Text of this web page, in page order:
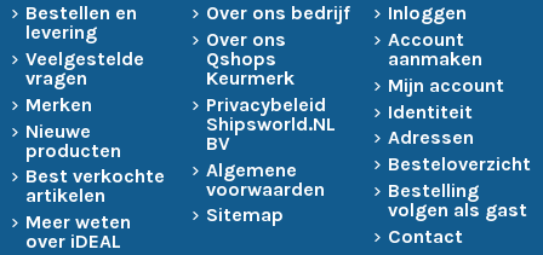
Bestellen en
levering
Veelgestelde
vragen
Merken
Nieuwe
producten
Best verkochte
artikelen
Meer weten
over iDEAL
Over ons bedrijf
Over ons
Qshops
Keurmerk
Privacybeleid
Shipsworld.NL
BV
Algemene
voorwaarden
Sitemap
Inloggen
Account
aanmaken
Mijn account
Identiteit
Adressen
Besteloverzicht
Bestelling
volgen als gast
Contact